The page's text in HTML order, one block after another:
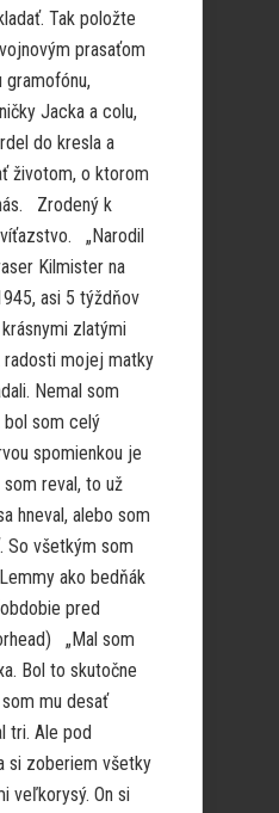
Tak položte
prasaťom
gramofónu,
Jacka a colu,
do kresla a
životom, o ktorom
Zrodený k
„Narodil
Kilmister na
asi 5 týždňov
zlatými
mojej matky
Nemal som
bol som celý
spomienkou je
reval, to už
hneval, alebo som
So všetkým som
ako bedňák
pred
„Mal som
Bol to skutočne
mu desať
tri. Ale pod
si zoberiem všetky
veľkorysý. On si